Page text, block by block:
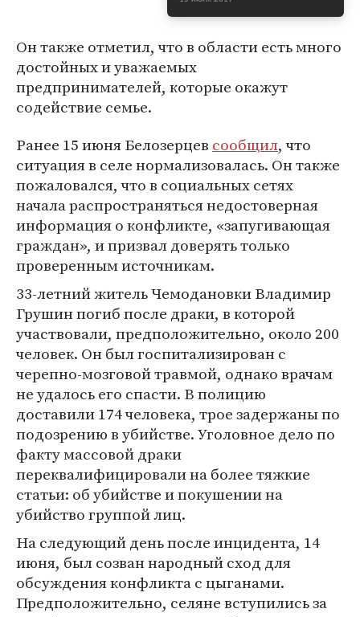
Он также отметил, что в области есть много
достойных и уважаемых
предпринимателей, которые окажут
содействие семье.
Ранее 15 июня Белозерцев сообщил, что
ситуация в селе нормализовалась. Он также
пожаловался, что в социальных сетях
начала распространяться недостоверная
информация о конфликте, «запугивающая
граждан», и призвал доверять только
проверенным источникам.
33-летний житель Чемодановки Владимир
Грушин погиб после драки, в которой
участвовали, предположительно, около 200
человек. Он был госпитализирован с
черепно-мозговой травмой, однако врачам
не удалось его спасти. В полицию
доставили 174 человека, трое задержаны по
подозрению в убийстве. Уголовное дело по
факту массовой драки
переквалифицировали на более тяжкие
статьи: об убийстве и покушении на
убийство группой лиц.
На следующий день после инцидента, 14
июня, был созван народный сход для
обсуждения конфликта с цыганами.
Предположительно, селяне вступились за